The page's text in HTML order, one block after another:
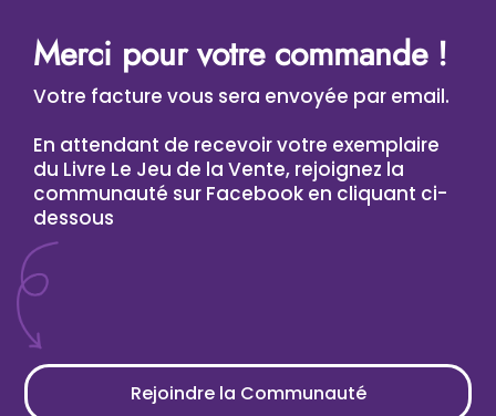
Merci pour votre commande !
Votre facture vous sera envoyée par email.
En attendant de recevoir votre exemplaire
du Livre Le Jeu de la Vente, rejoignez la
communauté sur Facebook en cliquant ci-
dessous
Rejoindre la Communauté